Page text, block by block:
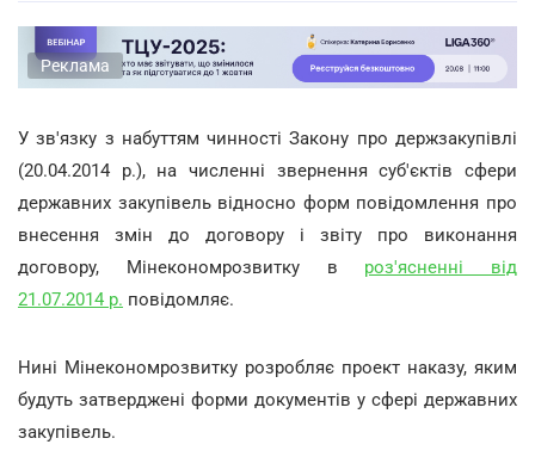
Реклама
У зв'язку з набуттям чинності Закону про держзакупівлі
(20.04.2014 р.), на численні звернення суб'єктів сфери
державних закупівель відносно форм повідомлення про
внесення змін до договору і звіту про виконання
договору, Мінекономрозвитку в роз'ясненні від
21.07.2014 р. повідомляє.
Нині Мінекономрозвитку розробляє проект наказу, яким
будуть затверджені форми документів у сфері державних
закупівель.